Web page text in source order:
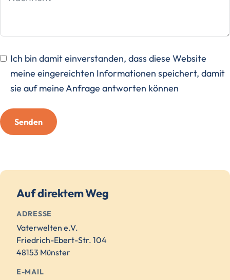
Ich bin damit einverstanden, dass diese Website
meine eingereichten Informationen speichert, damit
sie auf meine Anfrage antworten können
Senden
Auf direktem Weg
ADRESSE
Vaterwelten e.V.
Friedrich-Ebert-Str. 104
48153 Münster
E-MAIL